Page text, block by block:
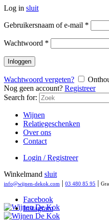
Log in sluit
Gebruikersnaam of e-mail *
Wachtwoord *
Inloggen
Wachtwoord vergeten?
Nog geen account? Registreer
Search for:
Wijnen
Relatiegeschenken
Over ons
Contact
Login / Registreer
Winkelmand sluit
info@wijnen-dekok.com | 03 480 85 95 |
Facebook
Instagram